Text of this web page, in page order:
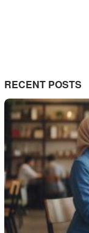
RECENT POSTS